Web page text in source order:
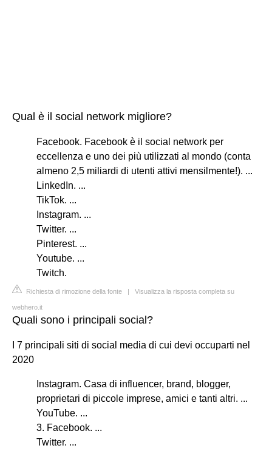
Qual è il social network migliore?
Facebook. Facebook è il social network per
eccellenza e uno dei più utilizzati al mondo (conta
almeno 2,5 miliardi di utenti attivi mensilmente!). ...
LinkedIn. ...
TikTok. ...
Instagram. ...
Twitter. ...
Pinterest. ...
Youtube. ...
Twitch.
Richiesta di rimozione della fonte | Visualizza la risposta completa su
webhero.it
Quali sono i principali social?
I 7 principali siti di social media di cui devi occuparti nel
2020
Instagram. Casa di influencer, brand, blogger,
proprietari di piccole imprese, amici e tanti altri. ...
YouTube. ...
3. Facebook. ...
Twitter. ...